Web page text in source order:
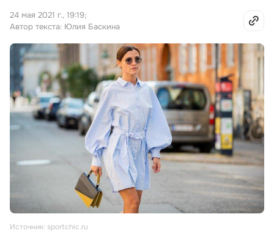
24 мая 2021 г., 19:19;
Автор текста: Юлия Баскина
Источник: sportchic.ru